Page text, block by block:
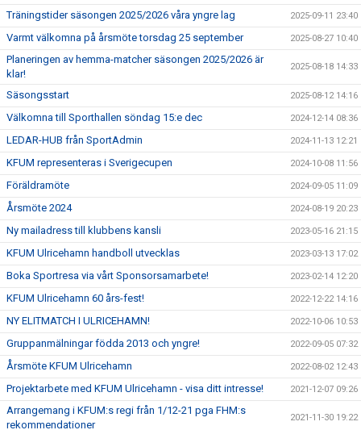
Träningstider säsongen 2025/2026 våra yngre lag 2025-09-11 23:40
Varmt välkomna på årsmöte torsdag 25 september 2025-08-27 10:40
Planeringen av hemma-matcher säsongen 2025/2026 är
klar!
2025-08-18 14:33
Säsongsstart 2025-08-12 14:16
Välkomna till Sporthallen söndag 15:e dec 2024-12-14 08:36
LEDAR-HUB från SportAdmin 2024-11-13 12:21
KFUM representeras i Sverigecupen 2024-10-08 11:56
Föräldramöte 2024-09-05 11:09
Årsmöte 2024 2024-08-19 20:23
Ny mailadress till klubbens kansli 2023-05-16 21:15
KFUM Ulricehamn handboll utvecklas 2023-03-13 17:02
Boka Sportresa via vårt Sponsorsamarbete! 2023-02-14 12:20
KFUM Ulricehamn 60 års-fest! 2022-12-22 14:16
NY ELITMATCH I ULRICEHAMN! 2022-10-06 10:53
Gruppanmälningar födda 2013 och yngre! 2022-09-05 07:32
Årsmöte KFUM Ulricehamn 2022-08-02 12:43
Projektarbete med KFUM Ulricehamn - visa ditt intresse! 2021-12-07 09:26
Arrangemang i KFUM:s regi från 1/12-21 pga FHM:s
rekommendationer
2021-11-30 19:22